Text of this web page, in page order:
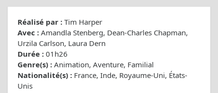
Réalisé par : Tim Harper
Avec : Amandla Stenberg, Dean-Charles Chapman,
Urzila Carlson, Laura Dern
Durée : 01h26
Genre(s) : Animation, Aventure, Familial
Nationalité(s) : France, Inde, Royaume-Uni, États-
Unis